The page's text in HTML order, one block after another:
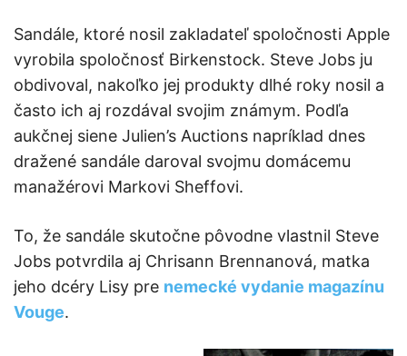
Sandále, ktoré nosil zakladateľ spoločnosti Apple
vyrobila spoločnosť Birkenstock. Steve Jobs ju
obdivoval, nakoľko jej produkty dlhé roky nosil a
často ich aj rozdával svojim známym. Podľa
aukčnej siene Julien’s Auctions napríklad dnes
dražené sandále daroval svojmu domácemu
manažérovi Markovi Sheffovi.
To, že sandále skutočne pôvodne vlastnil Steve
Jobs potvrdila aj Chrisann Brennanová, matka
jeho dcéry Lisy pre nemecké vydanie magazínu
Vouge.